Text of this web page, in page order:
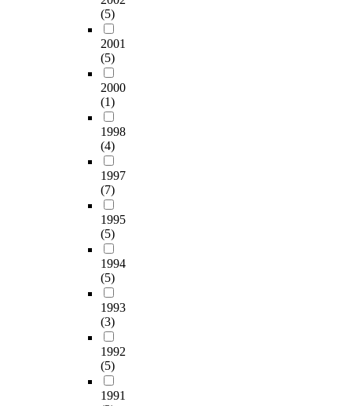
(5)
2001
(5)
2000
(1)
1998
(4)
1997
(7)
1995
(5)
1994
(5)
1993
(3)
1992
(5)
1991